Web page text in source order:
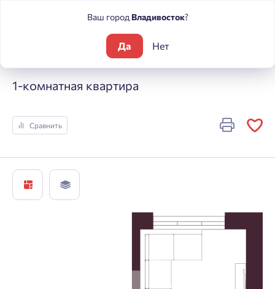
А +
1-комнатная квартира
Сравнить
Ваш город Владивосток?
Да Нет